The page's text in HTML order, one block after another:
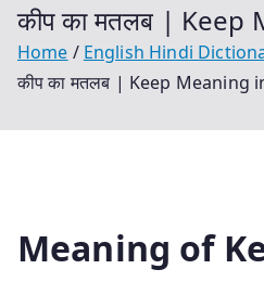
कीप का मतलब |
Home
English Hindi
कीप का मतलब | Keep Meaning
Meaning of